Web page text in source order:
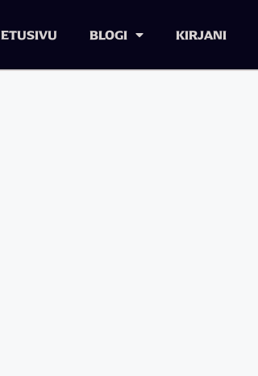
ETUSIVU BLOGI KIRJANI